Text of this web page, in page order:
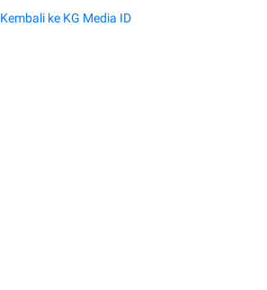
Kembali ke KG Media ID